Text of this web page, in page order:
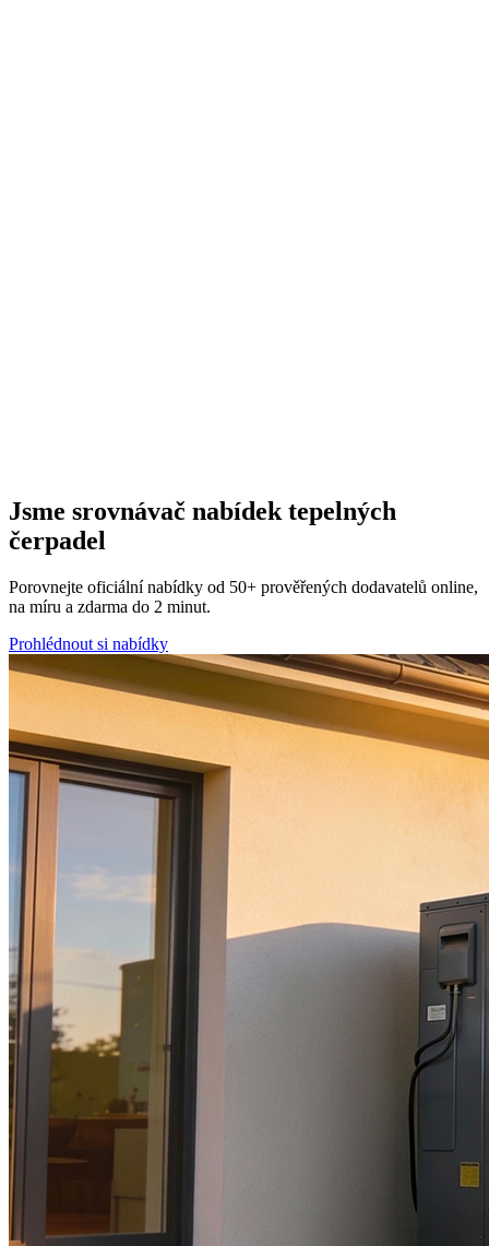
Jsme srovnávač nabídek tepelných
čerpadel
Porovnejte oficiální nabídky od 50+ prověřených dodavatelů online,
na míru a zdarma do 2 minut.
Prohlédnout si nabídky